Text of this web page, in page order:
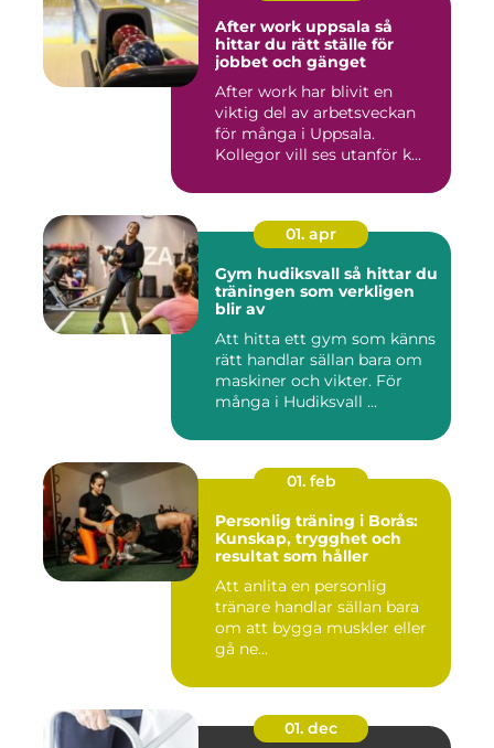
After work uppsala så
hittar du rätt ställe för
jobbet och gänget
After work har blivit en
viktig del av arbetsveckan
för många i Uppsala.
Kollegor vill ses utanför k...
01. apr
Gym hudiksvall så hittar du
träningen som verkligen
blir av
Att hitta ett gym som känns
rätt handlar sällan bara om
maskiner och vikter. För
många i Hudiksvall ...
01. feb
Personlig träning i Borås:
Kunskap, trygghet och
resultat som håller
Att anlita en personlig
tränare handlar sällan bara
om att bygga muskler eller
gå ne...
01. dec